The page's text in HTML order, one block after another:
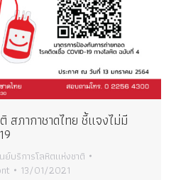
สภากาชาดไทย ชี้แจงไม่มี
ย์บริการโลหิตแห่งชาติ
13/01/2021